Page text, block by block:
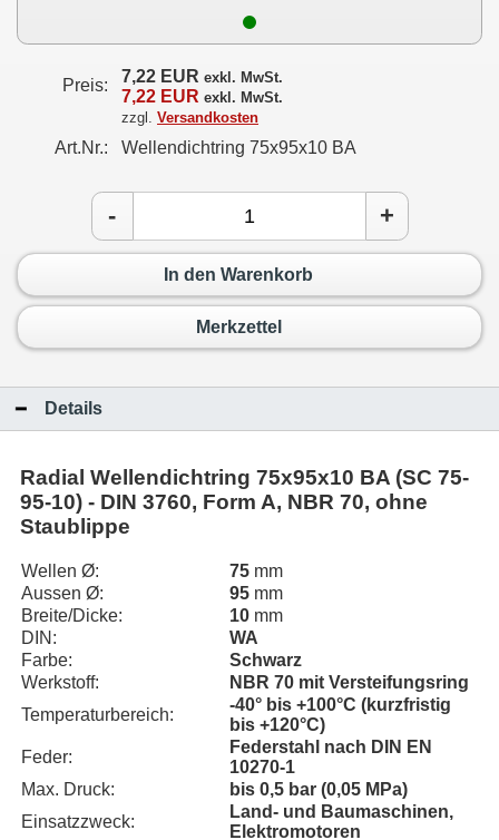
Preis: 7,22 EUR exkl. MwSt.
7,22 EUR exkl. MwSt.
zzgl. Versandkosten
Art.Nr.: Wellendichtring 75x95x10 BA
- +
In den Warenkorb
Merkzettel
Details
Radial Wellendichtring 75x95x10 BA (SC 75-
95-10) - DIN 3760, Form A, NBR 70, ohne
Staublippe
Wellen Ø: 75 mm
Aussen Ø:
95 mm
Breite/Dicke:
10 mm
DIN:
WA
Farbe:
Schwarz
Werkstoff:
NBR 70 mit Versteifungsring
Temperaturbereich:
-40° bis +100°C (kurzfristig
bis +120°C)
Feder:
Federstahl nach DIN EN
10270-1
Max. Druck:
bis 0,5 bar (0,05 MPa)
Einsatzzweck:
Land- und Baumaschinen,
Elektromotoren